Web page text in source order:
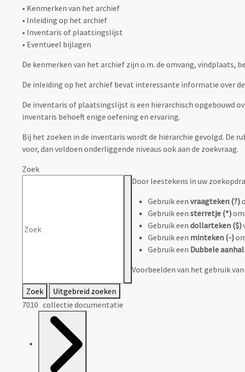
• Kenmerken van het archief
• Inleiding op het archief
• Inventaris of plaatsingslijst
• Eventueel bijlagen
De kenmerken van het archief zijn o.m. de omvang, vindplaats,
De inleiding op het archief bevat interessante informatie over
De inventaris of plaatsingslijst is een hiërarchisch opgebouwd
inventaris behoeft enige oefening en ervaring.
Bij het zoeken in de inventaris wordt de hiërarchie gevolgd. De
voor, dan voldoen onderliggende niveaus ook aan de zoekvraag.
Zoek
Door leestekens in uw
Gebruik een vraagteken (?)
Gebruik een sterretje (*)
Gebruik een dollarteken ($)
Gebruik een minteken (-)
Gebruik een Dubbele
Voorbeelden van het gebruik
Zoek
Uitgebreid zoeken
7010 collectie documentatie